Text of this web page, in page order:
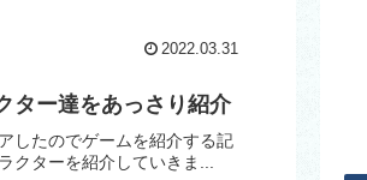
2022.03.31
ター達をあっさり紹介
したのでゲームを紹介する記
クターを紹介していきま...